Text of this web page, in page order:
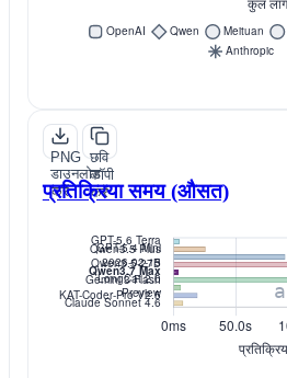
PNG
डाउनलोड
करें
छवि
कॉपी
करें
प्रतिक्रिया समय (औसत)